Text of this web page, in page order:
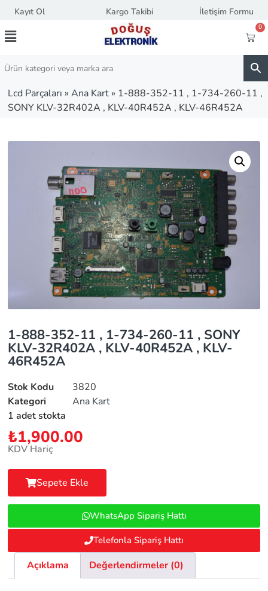
Kayıt Ol Kargo Takibi İletişim Formu
0
Lcd Parçaları » Ana Kart » 1-888-352-11 , 1-734-260-11 ,
SONY KLV-32R402A , KLV-40R452A , KLV-46R452A
1-888-352-11 , 1-734-260-11 , SONY
KLV-32R402A , KLV-40R452A , KLV-
46R452A
Stok Kodu
3820
Kategori
Ana Kart
1 adet stokta
₺1,900.00
KDV Hariç
Sepete Ekle
WhatsApp Sipariş Hattı
Telefonla Sipariş Hattı
Açıklama Değerlendirmeler (0)